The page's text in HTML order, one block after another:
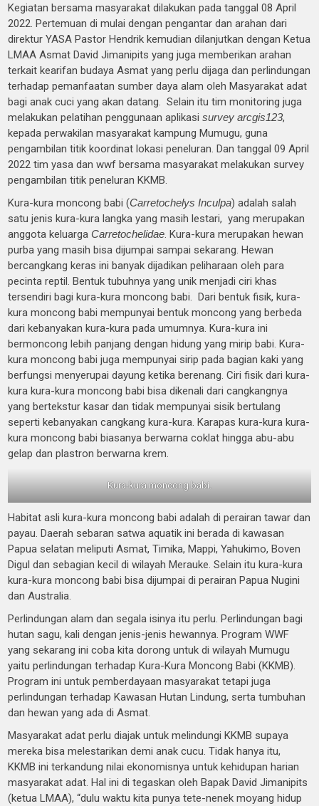
Kegiatan bersama masyarakat dilakukan pada tanggal 08 April
2022. Pertemuan di mulai dengan pengantar dan arahan dari
direktur YASA Pastor Hendrik kemudian dilanjutkan dengan Ketua
LMAA Asmat David Jimanipits yang juga memberikan arahan
terkait kearifan budaya Asmat yang perlu dijaga dan perlindungan
terhadap pemanfaatan sumber daya alam oleh Masyarakat adat
bagi anak cuci yang akan datang. Selain itu tim monitoring juga
melakukan pelatihan penggunaan aplikasisurvey arcgis123,
kepada perwakilan masyarakat kampung Mumugu, guna
pengambilan titik koordinat lokasi peneluran. Dan tanggal 09 April
2022 tim yasa dan wwf bersama masyarakat melakukan survey
pengambilan titik peneluran KKMB.
Kura-kura moncong babi (Carretochelys Inculpa) adalah salah
satu jenis kura-kura langka yang masih lestari, yang merupakan
anggota keluargaCarretochelidae . Kura-kura merupakan hewan
purba yang masih bisa dijumpai sampai sekarang. Hewan
bercangkang keras ini banyak dijadikan peliharaan oleh para
pecinta reptil. Bentuk tubuhnya yang unik menjadi ciri khas
tersendiri bagi kura-kura moncong babi. Dari bentuk fisik, kura-
kura moncong babi mempunyai bentuk moncong yang berbeda
dari kebanyakan kura-kura pada umumnya. Kura-kura ini
bermoncong lebih panjang dengan hidung yang mirip babi. Kura-
kura moncong babi juga mempunyai sirip pada bagian kaki yang
berfungsi menyerupai dayung ketika berenang. Ciri fisik dari kura-
kura kura-kura moncong babi bisa dikenali dari cangkangnya
yang bertekstur kasar dan tidak mempunyai sisik bertulang
seperti kebanyakan cangkang kura-kura. Karapas kura-kura kura-
kura moncong babi biasanya berwarna coklat hingga abu-abu
gelap dan plastron berwarna krem.
Kura-kura moncong babi.
Habitat asli kura-kura moncong babi adalah di perairan tawar dan
payau. Daerah sebaran satwa aquatik ini berada di kawasan
Papua selatan meliputi Asmat, Timika, Mappi, Yahukimo, Boven
Digul dan sebagian kecil di wilayah Merauke. Selain itu kura-kura
kura-kura moncong babi bisa dijumpai di perairan Papua Nugini
dan Australia.
Perlindungan alam dan segala isinya itu perlu. Perlindungan bagi
hutan sagu, kali dengan jenis-jenis hewannya. Program WWF
yang sekarang ini coba kita dorong untuk di wilayah Mumugu
yaitu perlindungan terhadap Kura-Kura Moncong Babi (KKMB).
Program ini untuk pemberdayaan masyarakat tetapi juga
perlindungan terhadap Kawasan Hutan Lindung, serta tumbuhan
dan hewan yang ada di Asmat.
Masyarakat adat perlu diajak untuk melindungi KKMB supaya
mereka bisa melestarikan demi anak cucu. Tidak hanya itu,
KKMB ini terkandung nilai ekonomisnya untuk kehidupan harian
masyarakat adat. Hal ini di tegaskan oleh Bapak David Jimanipits
(ketua LMAA), “dulu waktu kita punya tete-nenek moyang hidup